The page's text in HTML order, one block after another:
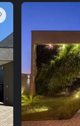
de convívio,
em realidade.
chamar de lar.
Alphaville Nova
sobre